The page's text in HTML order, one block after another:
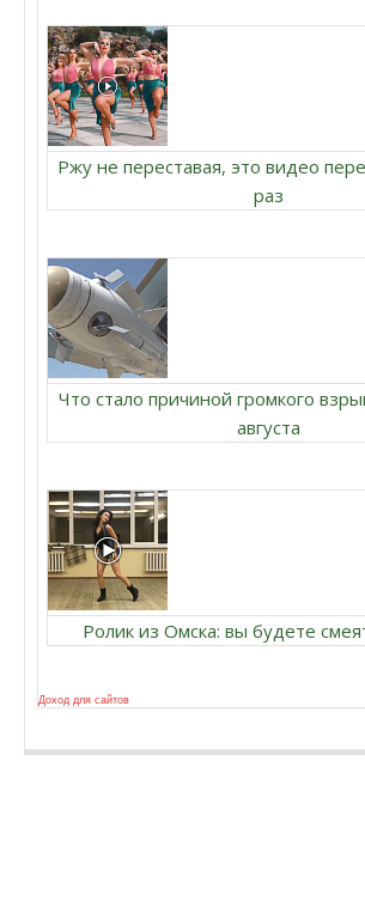
Ржу не переставая, это видео
раз
Что стало причиной громкого
августа
Ролик из Омска: вы будете
Доход для сайтов